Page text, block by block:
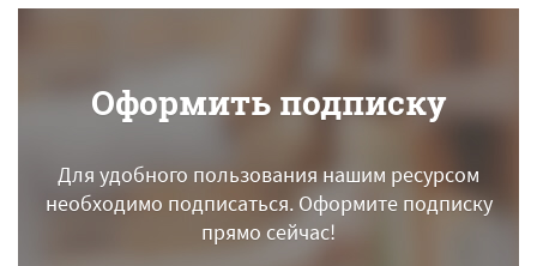
Оформить подписку
Для удобного пользования нашим ресурсом
необходимо подписаться.Оформите подписку
прямо сейчас!